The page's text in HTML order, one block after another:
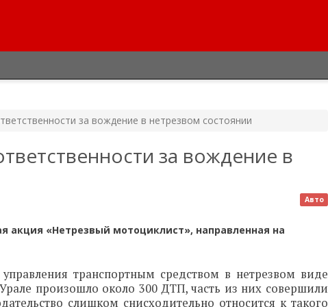
за вождение в нетрезвом состоянии
за вождение в
Авто
акция «Нетрезвый мотоциклист», направленная на
транспортным средством в нетрезвом виде
произошло около 300 ДТП, часть из них совершили
слишком снисходительно относится к такого